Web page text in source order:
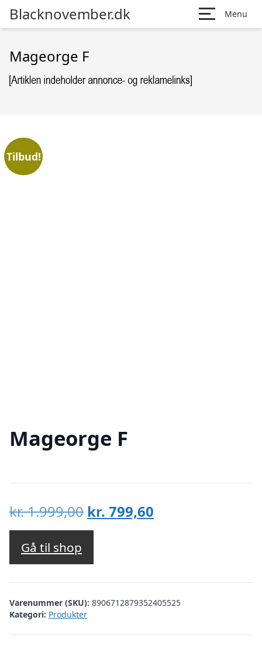
Blacknovember.dk Menu
Mageorge F
Tilbud!
Mageorge F
kr.1.999,00 Den
oprindelige
var:
kr. 1.999,00.
kr. 799,60
kr. 799,60.
Gå til shop
Varenummer (SKU): 8906712879352405525
Kategori: Produkter